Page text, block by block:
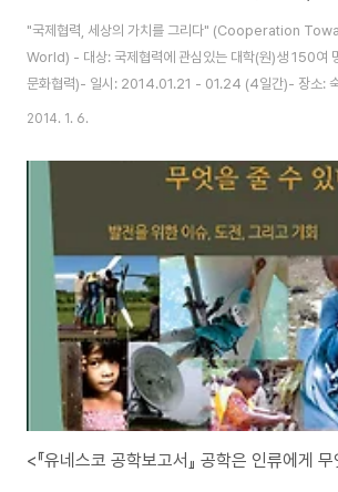
"국제협력, 세상의 가치를 그리다" (Cooperation
World) - 대상: 국제협력에 관심있는 대학(원)생 150여
문화협력)- 일시: 2014.01.21 - 01.24 (4일간)- 장소:
가신청: 2013.11.05 - 2014.01.17- www.smpair.org
해외봉사 프로그램" 제공2. 거주지가 먼 참가자들 "숙소"
2014. 1. 6.